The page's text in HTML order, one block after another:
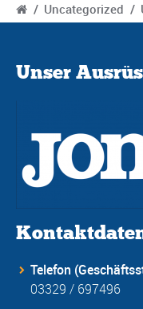
/ Uncategorized /
Unser
Telefon
03329 / 697496